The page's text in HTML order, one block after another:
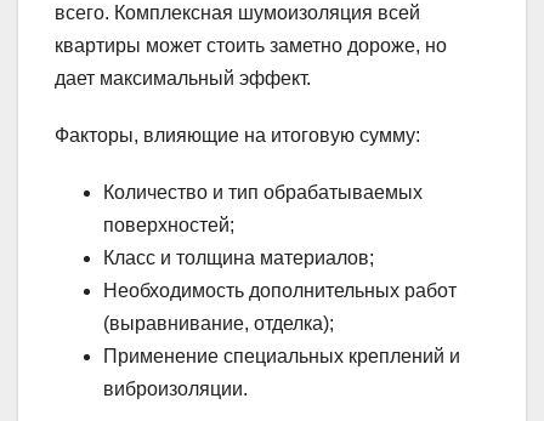
всего. Комплексная шумоизоляция всей
квартиры может стоить заметно дороже, но
дает максимальный эффект.
Факторы, влияющие на итоговую сумму:
Количество и тип обрабатываемых
поверхностей;
Класс и толщина материалов;
Необходимость дополнительных работ
(выравнивание, отделка);
Применение специальных креплений и
виброизоляции.